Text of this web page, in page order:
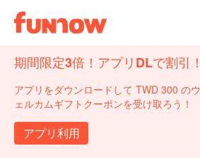
期間限定3倍！アプリDLで割引！
アプリをダウンロードして TWD 300 のウ
ェルカムギフトクーポンを受け取ろう！
アプリ利用